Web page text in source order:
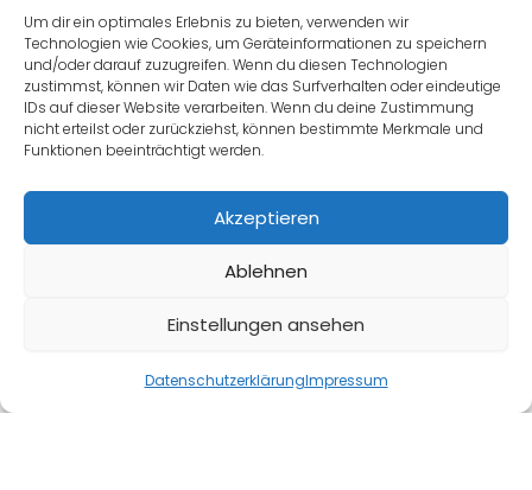
Um dir ein optimales Erlebnis zu bieten, verwenden wir
Technologien wie Cookies, um Geräteinformationen zu speichern
und/oder darauf zuzugreifen. Wenn du diesen Technologien
zustimmst, können wir Daten wie das Surfverhalten oder eindeutige
IDs auf dieser Website verarbeiten. Wenn du deine Zustimmung
nicht erteilst oder zurückziehst, können bestimmte Merkmale und
Funktionen beeinträchtigt werden.
Akzeptieren
Ablehnen
Einstellungen ansehen
DatenschutzerklärungImpressum
oder einem Gespräch mit Ihrem Arzt finden Sie zu
erholsamem Schlaf zurück. Jede kleine Änderung, sei
es ein ruhiges Abendritual oder das Vermeiden von
Schnarchen durch eine CPAP-Maske, macht einen
Unterschied. Hören Sie auf Ihren Körper und lassen Sie
Geduld ist Ihr Begleiter auf diesem Weg. Vielleicht hilft
ein Besuch im Schlaflabor, um Ursachen wie
Beine zu beruhigen. Mit Verhaltenstherapie oder
angepassten Gewohnheiten können Sie